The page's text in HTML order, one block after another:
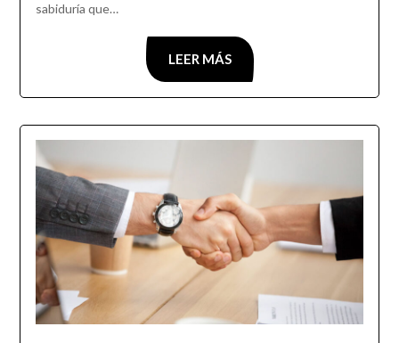
sabiduría que…
LEER MÁS